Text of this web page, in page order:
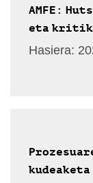
AMFE:
eta
Hasiera: